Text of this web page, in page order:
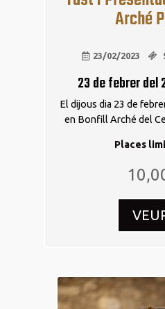
Arché
23/02/2023
23 de febrer del
El dijous dia 23 de
en Bonfill Arché del
Places